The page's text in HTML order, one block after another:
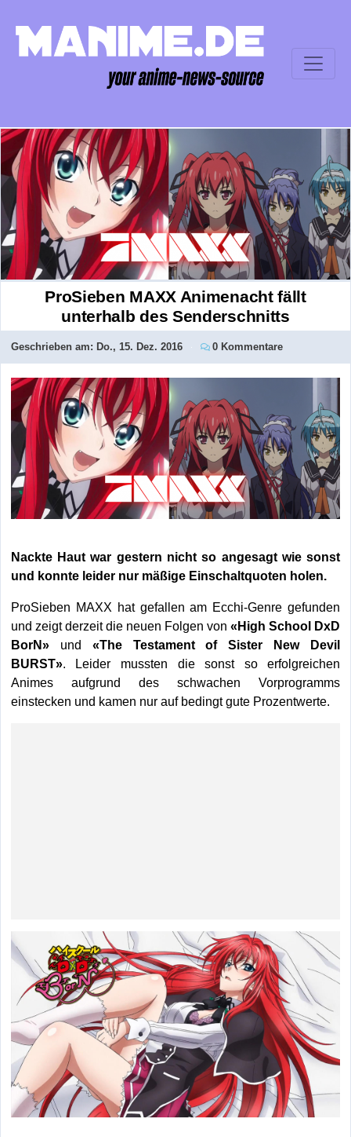
ProSieben MAXX Animenacht fällt
unterhalb des Senderschnitts
Geschrieben am: Do., 15. Dez. 2016 0 Kommentare
Nackte Haut war gestern nicht so angesagt wie sonst
und konnte leider nur mäßige Einschaltquoten holen.
ProSieben MAXX hat gefallen am Ecchi-Genre gefunden
und zeigt derzeit die neuen Folgen von«High School DxD
BorN»und «The Testament of Sister New Devil
BURST». Leider mussten die sonst so erfolgreichen
Animes aufgrund des schwachen Vorprogramms
einstecken und kamen nur auf bedingt gute Prozentwerte.